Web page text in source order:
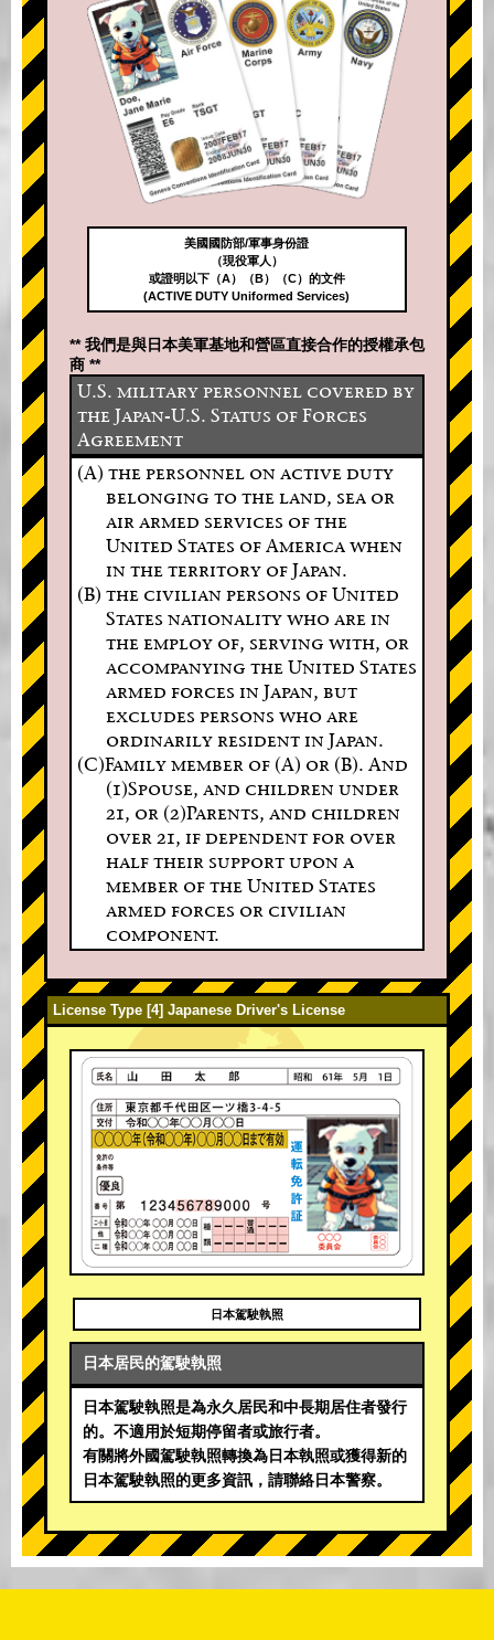
美國國防部/軍事身份證
（現役軍人）
或證明以下（A）（B）（C）的文件
(ACTIVE DUTY Uniformed Services)
** 我們是與日本美軍基地和營區直接合作的授權承包
商 **
U.S. military personnel covered by
the Japan-U.S. Status of Forces
Agreement
(A) the personnel on active duty
belonging to the land, sea or
air armed services of the
United States of America when
in the territory of Japan.
(B) the civilian persons of United
States nationality who are in
the employ of, serving with, or
accompanying the United States
armed forces in Japan, but
excludes persons who are
ordinarily resident in Japan.
(C)Family member of (A) or (B). And
(1)Spouse, and children under
21, or (2)Parents, and children
over 21, if dependent for over
half their support upon a
member of the United States
armed forces or civilian
component.
License Type [4] Japanese Driver's License
日本駕駛執照
日本居民的駕駛執照
日本駕駛執照是為永久居民和中長期居住者發行
的。不適用於短期停留者或旅行者。
有關將外國駕駛執照轉換為日本執照或獲得新的
日本駕駛執照的更多資訊，請聯絡日本警察。